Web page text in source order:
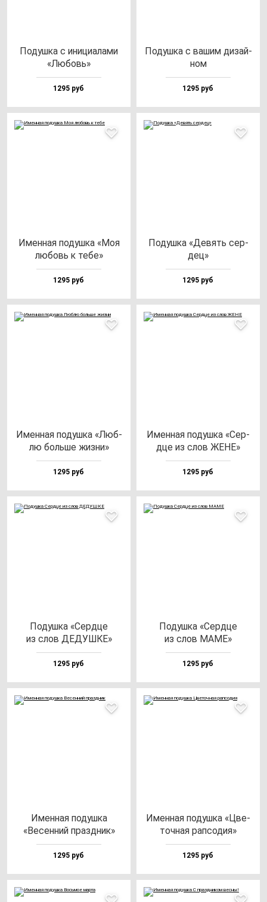
Подуш­ка с ини­ци­ала­ми
«Любовь»
1295 руб
Подуш­ка с ва­шим ди­зай­
ном
1295 руб
Имен­ная по­душ­ка «Моя
лю­бовь к те­бе»
1295 руб
Подуш­ка «Девять cер­
дец»
1295 руб
Имен­ная по­душ­ка «Люб­
лю боль­ше жиз­ни»
1295 руб
Имен­ная по­душ­ка «Сер­
дце из слов ЖЕНЕ»
1295 руб
Подуш­ка «Сер­дце
из слов ДЕДУШКЕ»
1295 руб
Подуш­ка «Сер­дце
из слов МАМЕ»
1295 руб
Имен­ная по­душ­ка
«Весен­ний праз­дник»
1295 руб
Имен­ная по­душ­ка «Цве­
точ­ная рап­со­дия»
1295 руб